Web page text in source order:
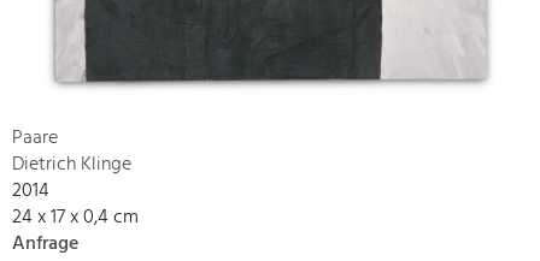
Paare
Dietrich Klinge
2014
24 x 17 x 0,4 cm
Anfrage